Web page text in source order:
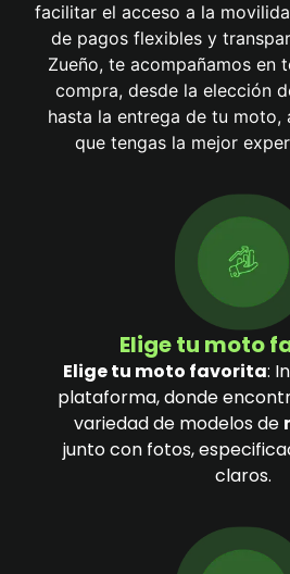
facilitar el acceso a la
de pagos flexibles y
Zueño, te acompañamos en
compra, desde la elección
hasta la entrega de tu moto,
que tengas la mejor
Elige tu moto
Elige tu moto favorita:
plataforma, donde
variedad de modelos de
junto con fotos,
claros.